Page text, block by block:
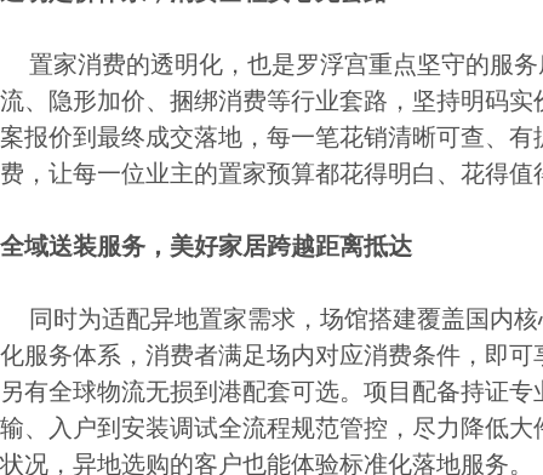
置家消费的透明化，也是罗浮宫重点坚守的服
流、隐形加价、捆绑消费等行业套路，坚持明码
案报价到最终成交落地，每一笔花销清晰可查、
费，让每一位业主的置家预算都花得明白、花得值
全域送装服务，美好家居跨越距离抵达
同时为适配异地置家需求，场馆搭建覆盖国内
化服务体系，消费者满足场内对应消费条件，即
另有全球物流无损到港配套可选。项目配备持证
输、入户到安装调试全流程规范管控，尽力降低
状况，异地选购的客户也能体验标准化落地服务。